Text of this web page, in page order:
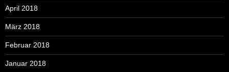
April 2018
März 2018
Februar 2018
Januar 2018